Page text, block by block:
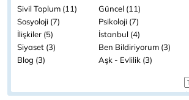
Sivil Toplum (11)
Güncel (11)
Sosyoloji (7)
Psikoloji (7)
İlişkiler (5)
İstanbul (4)
Siyaset (3)
Ben Bildiriyorum (3)
Blog (3)
Aşk - Evlilik (3)